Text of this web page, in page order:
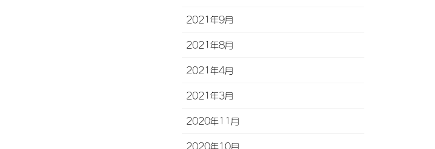
2021年9月
2021年8月
2021年4月
2021年3月
2020年11月
2020年10月